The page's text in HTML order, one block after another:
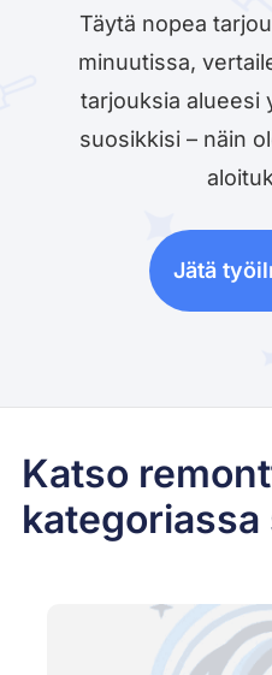
Täytä nopea
minuutissa,
tarjouksia alueesi
suosikkisi – näin
Jätä
Katso